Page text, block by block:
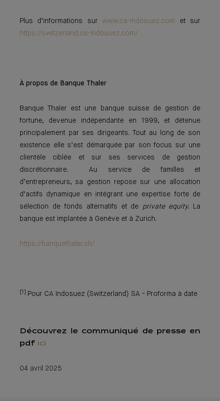
Plus d’informations sur www.ca-indosuez.com et sur
https://switzerland.ca-indosuez.com/
À propos de Banque Thaler
Banque Thaler est une banque suisse de gestion de
fortune, devenue indépendante en 1999, et détenue
principalement par ses dirigeants. Tout au long de son
existence elle s’est démarquée par son focus sur une
clientèle ciblée et sur ses services de gestion
discrétionnaire. Au service de familles et
d’entrepreneurs, sa gestion repose sur une allocation
d’actifs dynamique en intégrant une expertise forte de
sélection de fonds alternatifs et de private equity. La
banque est implantée à Genève et à Zurich.
https://banquethaler.ch/
[1] Pour CA Indosuez (Switzerland) SA - Proforma à date
Découvrez le communiqué de presse en
pdf ici
04 avril 2025